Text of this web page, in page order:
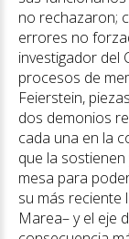
no rechazaron;
errores no
investigador del
procesos de
Feierstein,
dos demonios
cada una en la
que la
mesa para
su más reciente
Marea– y el eje